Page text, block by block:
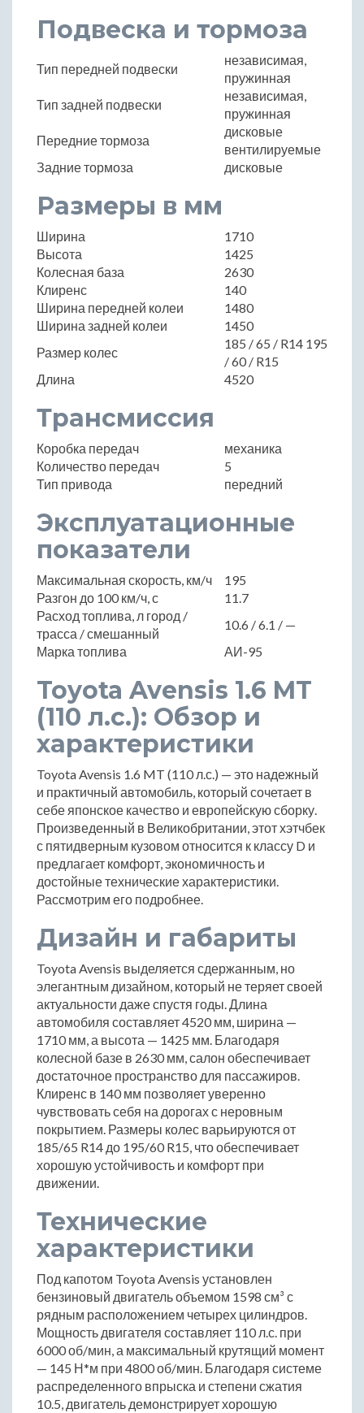
Подвеска и тормоза
Тип передней подвески
независимая,
пружинная
Тип задней подвески
независимая,
пружинная
Передние тормоза
дисковые
вентилируемые
Задние тормоза
дисковые
Размеры в мм
Ширина
1710
Высота
1425
Колесная база
2630
Клиренс
140
Ширина передней колеи
1480
Ширина задней колеи
1450
Размер колес
185 / 65 / R14 195
/ 60 / R15
Длина
4520
Трансмиссия
Коробка передач
механика
Количество передач
5
Тип привода
передний
Эксплуатационные
показатели
Максимальная скорость, км/ч
195
Разгон до 100 км/ч, с
11.7
Расход топлива, л город /
трасса / смешанный
10.6 / 6.1 / —
Марка топлива
АИ-95
Toyota Avensis 1.6 MT
(110 л.с.): Обзор и
характеристики
Toyota Avensis 1.6 MT (110 л.с.) — это надежный
и практичный автомобиль, который сочетает в
себе японское качество и европейскую сборку.
Произведенный в Великобритании, этот хэтчбек
с пятидверным кузовом относится к классу D и
предлагает комфорт, экономичность и
достойные технические характеристики.
Рассмотрим его подробнее.
Дизайн и габариты
Toyota Avensis выделяется сдержанным, но
элегантным дизайном, который не теряет своей
актуальности даже спустя годы. Длина
автомобиля составляет 4520 мм, ширина —
1710 мм, а высота — 1425 мм. Благодаря
колесной базе в 2630 мм, салон обеспечивает
достаточное пространство для пассажиров.
Клиренс в 140 мм позволяет уверенно
чувствовать себя на дорогах с неровным
покрытием. Размеры колес варьируются от
185/65 R14 до 195/60 R15, что обеспечивает
хорошую устойчивость и комфорт при
движении.
Технические
характеристики
Под капотом Toyota Avensis установлен
бензиновый двигатель объемом 1598 см³ с
рядным расположением четырех цилиндров.
Мощность двигателя составляет 110 л.с. при
6000 об/мин, а максимальный крутящий момент
— 145 Н*м при 4800 об/мин. Благодаря системе
распределенного впрыска и степени сжатия
10.5, двигатель демонстрирует хорошую